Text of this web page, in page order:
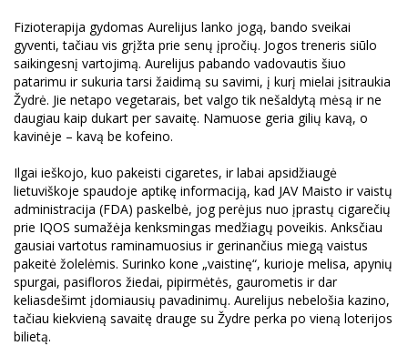
Fizioterapija gydomas Aurelijus lanko jogą, bando sveikai
gyventi, tačiau vis grįžta prie senų įpročių. Jogos treneris siūlo
saikingesnį vartojimą. Aurelijus pabando vadovautis šiuo
patarimu ir sukuria tarsi žaidimą su savimi, į kurį mielai įsitraukia
Žydrė. Jie netapo vegetarais, bet valgo tik nešaldytą mėsą ir ne
daugiau kaip dukart per savaitę. Namuose geria gilių kavą, o
kavinėje – kavą be kofeino.
Ilgai ieškojo, kuo pakeisti cigaretes, ir labai apsidžiaugė
lietuviškoje spaudoje aptikę informaciją, kad JAV Maisto ir vaistų
administracija (FDA) paskelbė, jog perėjus nuo įprastų cigarečių
prie IQOS sumažėja kenksmingas medžiagų poveikis. Anksčiau
gausiai vartotus raminamuosius ir gerinančius miegą vaistus
pakeitė žolelėmis. Surinko kone „vaistinę“, kurioje melisa, apynių
spurgai, pasifloros žiedai, pipirmėtės, gaurometis ir dar
keliasdešimt įdomiausių pavadinimų. Aurelijus nebelošia kazino,
tačiau kiekvieną savaitę drauge su Žydre perka po vieną loterijos
bilietą.